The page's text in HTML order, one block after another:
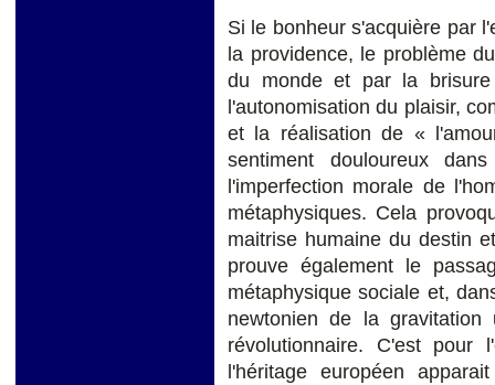
Si le bonheur s'acquière par
la providence, le problème
du monde et par la
l'autonomisation du plaisir,
et la réalisation de «
sentiment douloureux
l'imperfection morale de
métaphysiques. Cela
maitrise humaine du destin
prouve également le
métaphysique sociale et,
newtonien de la
révolutionnaire. C'est pour
l'héritage européen